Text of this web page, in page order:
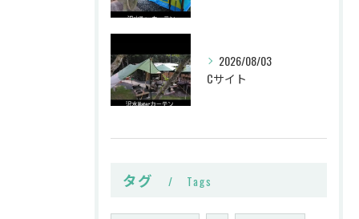
2026/08/03
Cサイト
タグ Tags